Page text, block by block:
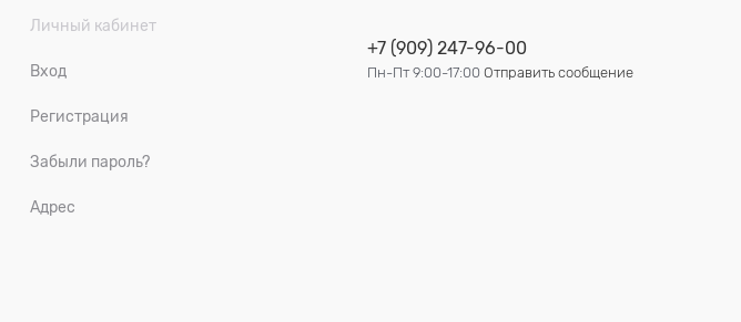
Личный кабинет
Вход
Регистрация
Забыли пароль?
Адрес
+7 (909) 247-96-00
Пн-Пт 9:00-17:00Отправить сообщение